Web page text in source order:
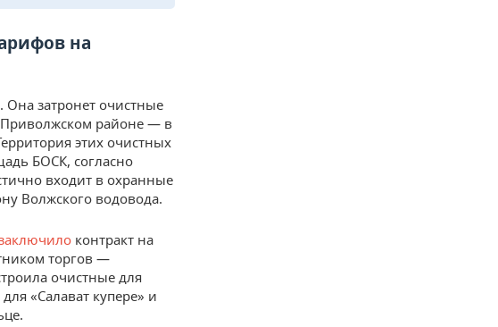
на
Она затронет очистные
районе — в
этих очистных
БОСК, согласно
входит в охранные
Волжского водовода.
контракт на
торгов —
очистные для
«Салават купере» и